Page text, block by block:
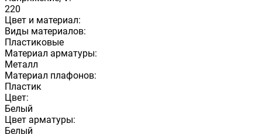
220
Цвет и материал:
Виды материалов:
Пластиковые
Материал арматуры:
Металл
Материал плафонов:
Пластик
Цвет:
Белый
Цвет арматуры:
Белый